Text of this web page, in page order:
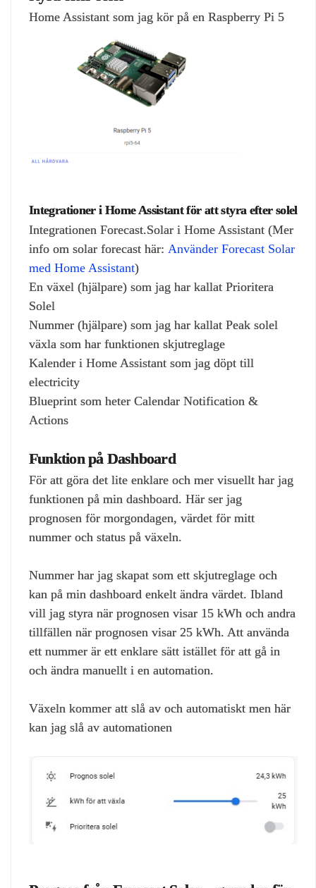
Home Assistant som jag kör på en Raspberry Pi 5
Integrationer i Home Assistant för att styra efter solel
Integrationen Forecast.Solar i Home Assistant (Mer
info om solar forecast här: Använder Forecast Solar
med Home Assistant)
En växel (hjälpare) som jag har kallat Prioritera
Solel
Nummer (hjälpare) som jag har kallat Peak solel
växla som har funktionen skjutreglage
Kalender i Home Assistant som jag döpt till
electricity
Blueprint som heter Calendar Notification &
Actions
Funktion på Dashboard
För att göra det lite enklare och mer visuellt har jag
funktionen på min dashboard. Här ser jag
prognosen för morgondagen, värdet för mitt
nummer och status på växeln.
Nummer har jag skapat som ett skjutreglage och
kan på min dashboard enkelt ändra värdet. Ibland
vill jag styra när prognosen visar 15 kWh och andra
tillfällen när prognosen visar 25 kWh. Att använda
ett nummer är ett enklare sätt istället för att gå in
och ändra manuellt i en automation.
Växeln kommer att slå av och automatiskt men här
kan jag slå av automationen